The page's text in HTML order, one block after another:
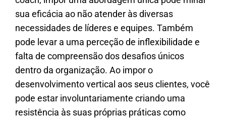
sua eficácia ao não atender às diversas
necessidades de líderes e equipes. Também
pode levar a uma perceção de inflexibilidade e
falta de compreensão dos desafios únicos
dentro da organização. Ao impor o
desenvolvimento vertical aos seus clientes, você
pode estar involuntariamente criando uma
resistência às suas próprias práticas como